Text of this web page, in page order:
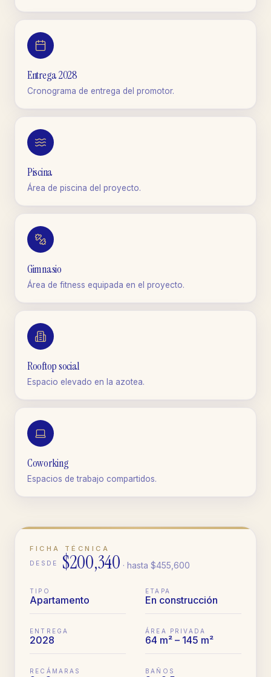
Entrega 2028
Cronograma de entrega del promotor.
Piscina
Área de piscina del proyecto.
Gimnasio
Área de fitness equipada en el proyecto.
Rooftop social
Espacio elevado en la azotea.
Coworking
Espacios de trabajo compartidos.
FICHA TÉCNICA
DESDE $200,340 · hasta$455,600
TIPO
Apartamento
ETAPA
En construcción
ENTREGA
2028
ÁREA PRIVADA
64 m² – 145 m²
RECÁMARAS BAÑOS